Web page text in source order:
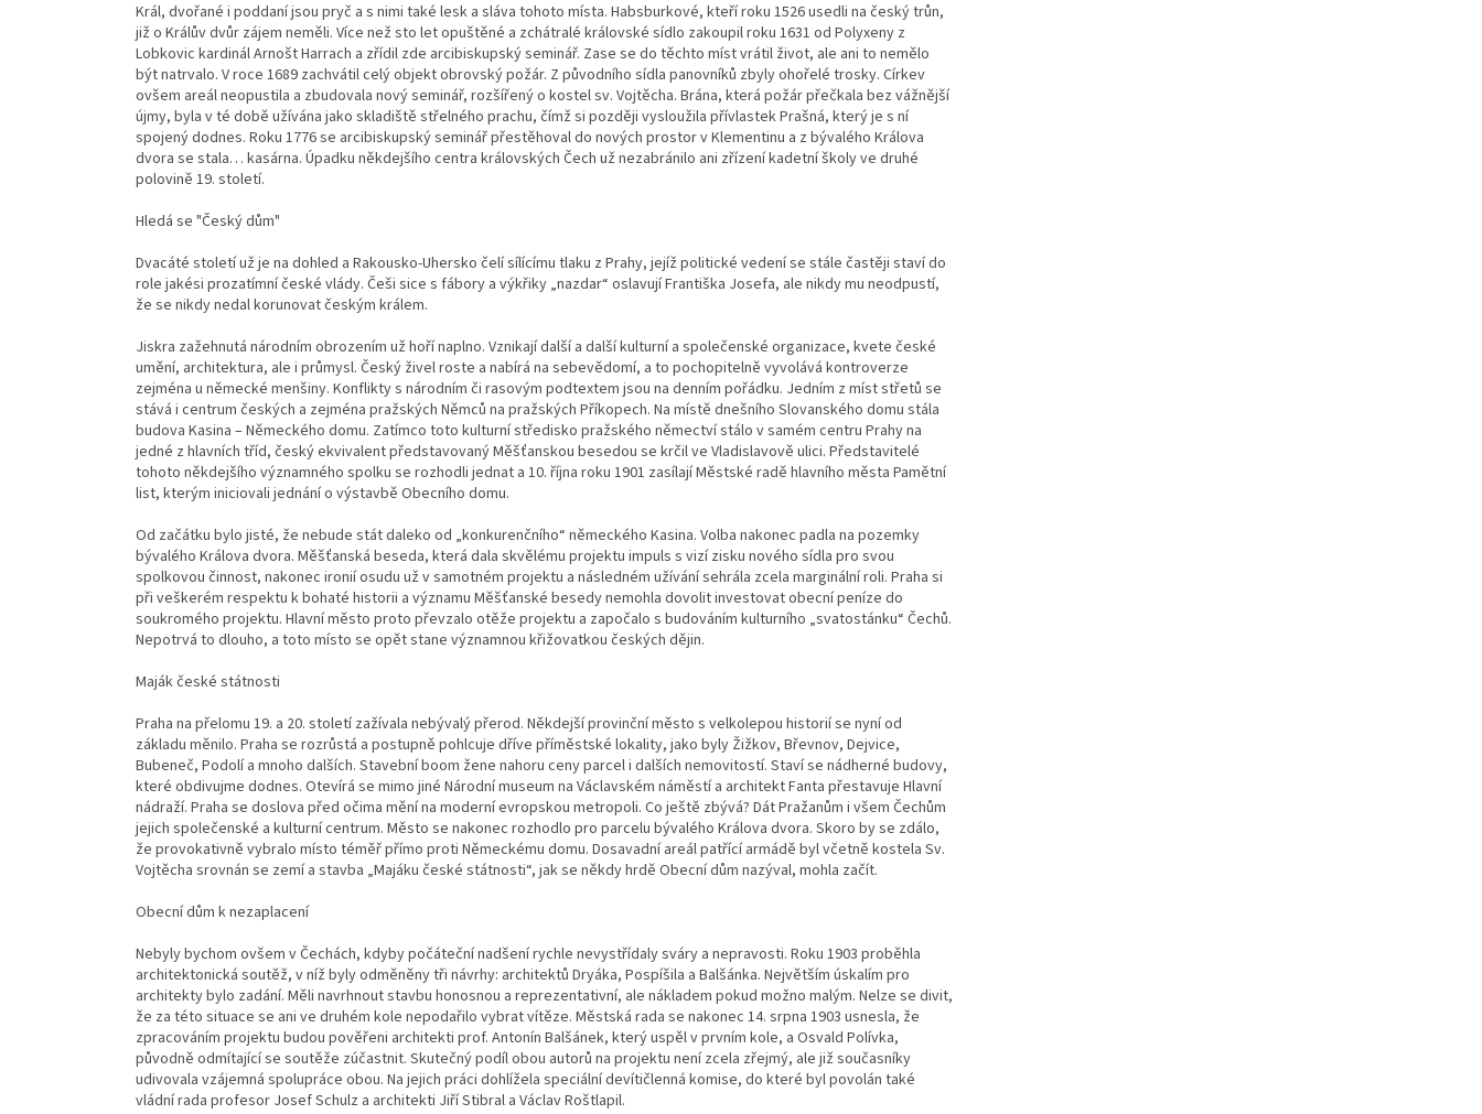
Král, dvořané i poddaní jsou pryč a s nimi také lesk a sláva tohoto místa. Habsburkové, kteří roku 1526 usedli na český trůn,
již o Králův dvůr zájem neměli. Více než sto let opuštěné a zchátralé královské sídlo zakoupil roku 1631 od Polyxeny z
Lobkovic kardinál Arnošt Harrach a zřídil zde arcibiskupský seminář. Zase se do těchto míst vrátil život, ale ani to nemělo
být natrvalo. V roce 1689 zachvátil celý objekt obrovský požár. Z původního sídla panovníků zbyly ohořelé trosky. Církev
ovšem areál neopustila a zbudovala nový seminář, rozšířený o kostel sv. Vojtěcha. Brána, která požár přečkala bez vážnější
újmy, byla v té době užívána jako skladiště střelného prachu, čímž si později vysloužila přívlastek Prašná, který je s ní
spojený dodnes. Roku 1776 se arcibiskupský seminář přestěhoval do nových prostor v Klementinu a z bývalého Králova
dvora se stala… kasárna. Úpadku někdejšího centra královských Čech už nezabránilo ani zřízení kadetní školy ve druhé
polovině 19. století.
Hledá se "Český dům"
Dvacáté století už je na dohled a Rakousko-Uhersko čelí sílícímu tlaku z Prahy, jejíž politické vedení se stále častěji staví do
role jakési prozatímní české vlády. Češi sice s fábory a výkřiky „nazdar“ oslavují Františka Josefa, ale nikdy mu neodpustí,
že se nikdy nedal korunovat českým králem.
Jiskra zažehnutá národním obrozením už hoří naplno. Vznikají další a další kulturní a společenské organizace, kvete české
umění, architektura, ale i průmysl. Český živel roste a nabírá na sebevědomí, a to pochopitelně vyvolává kontroverze
zejména u německé menšiny. Konflikty s národním či rasovým podtextem jsou na denním pořádku. Jedním z míst střetů se
stává i centrum českých a zejména pražských Němců na pražských Příkopech. Na místě dnešního Slovanského domu stála
budova Kasina – Německého domu. Zatímco toto kulturní středisko pražského němectví stálo v samém centru Prahy na
jedné z hlavních tříd, český ekvivalent představovaný Měšťanskou besedou se krčil ve Vladislavově ulici. Představitelé
tohoto někdejšího významného spolku se rozhodli jednat a 10. října roku 1901 zasílají Městské radě hlavního města Pamětní
list, kterým iniciovali jednání o výstavbě Obecního domu.
Od začátku bylo jisté, že nebude stát daleko od „konkurenčního“ německého Kasina. Volba nakonec padla na pozemky
bývalého Králova dvora. Měšťanská beseda, která dala skvělému projektu impuls s vizí zisku nového sídla pro svou
spolkovou činnost, nakonec ironií osudu už v samotném projektu a následném užívání sehrála zcela marginální roli. Praha si
při veškerém respektu k bohaté historii a významu Měšťanské besedy nemohla dovolit investovat obecní peníze do
soukromého projektu. Hlavní město proto převzalo otěže projektu a započalo s budováním kulturního „svatostánku“ Čechů.
Nepotrvá to dlouho, a toto místo se opět stane významnou křižovatkou českých dějin.
Maják české státnosti
Praha na přelomu 19. a 20. století zažívala nebývalý přerod. Někdejší provinční město s velkolepou historií se nyní od
základu měnilo. Praha se rozrůstá a postupně pohlcuje dříve příměstské lokality, jako byly Žižkov, Břevnov, Dejvice,
Bubeneč, Podolí a mnoho dalších. Stavební boom žene nahoru ceny parcel i dalších nemovitostí. Staví se nádherné budovy,
které obdivujme dodnes. Otevírá se mimo jiné Národní museum na Václavském náměstí a architekt Fanta přestavuje Hlavní
nádraží. Praha se doslova před očima mění na moderní evropskou metropoli. Co ještě zbývá? Dát Pražanům i všem Čechům
jejich společenské a kulturní centrum. Město se nakonec rozhodlo pro parcelu bývalého Králova dvora. Skoro by se zdálo,
že provokativně vybralo místo téměř přímo proti Německému domu. Dosavadní areál patřící armádě byl včetně kostela Sv.
Vojtěcha srovnán se zemí a stavba „Majáku české státnosti“, jak se někdy hrdě Obecní dům nazýval, mohla začít.
Obecní dům k nezaplacení
Nebyly bychom ovšem v Čechách, kdyby počáteční nadšení rychle nevystřídaly sváry a nepravosti. Roku 1903 proběhla
architektonická soutěž, v níž byly odměněny tři návrhy: architektů Dryáka, Pospíšila a Balšánka. Největším úskalím pro
architekty bylo zadání. Měli navrhnout stavbu honosnou a reprezentativní, ale nákladem pokud možno malým. Nelze se divit,
že za této situace se ani ve druhém kole nepodařilo vybrat vítěze. Městská rada se nakonec 14. srpna 1903 usnesla, že
zpracováním projektu budou pověřeni architekti prof. Antonín Balšánek, který uspěl v prvním kole, a Osvald Polívka,
původně odmítající se soutěže zúčastnit. Skutečný podíl obou autorů na projektu není zcela zřejmý, ale již současníky
udivovala vzájemná spolupráce obou. Na jejich práci dohlížela speciální devítičlenná komise, do které byl povolán také
vládní rada profesor Josef Schulz a architekti Jiří Stibral a Václav Roštlapil.